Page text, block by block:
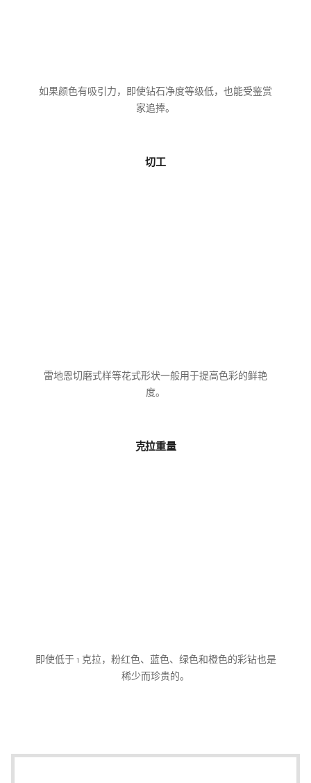
如果颜色有吸引力，即使钻石净度等级低，也能受鉴赏
家追捧。
切工
雷地恩切磨式样等花式形状一般用于提高色彩的鲜艳
度。
克拉重量
即使低于 1 克拉，粉红色、蓝色、绿色和橙色的彩钻也是
稀少而珍贵的。